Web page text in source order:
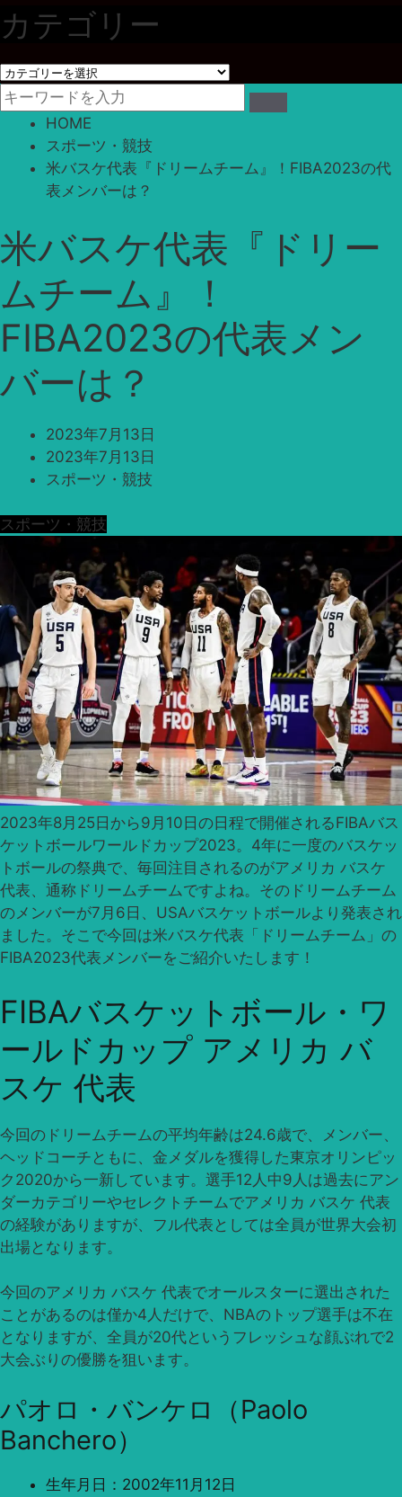
カテゴリー
カ
テ
ゴ
HOME
スポーツ・競技
米バスケ代表『ドリームチーム』！FIBA2023の代
表メンバーは？
米バスケ代表『ドリー
ムチーム』！
FIBA2023の代表メン
バーは？
2023年7月13日
2023年7月13日
スポーツ・競技
スポーツ・競技
2023年8月25日から9月10日の日程で開催されるFIBAバス
ケットボールワールドカップ2023。4年に一度のバスケッ
トボールの祭典で、毎回注目されるのがアメリカ バスケ
代表、通称ドリームチームですよね。そのドリームチーム
のメンバーが7月6日、USAバスケットボールより発表され
ました。そこで今回は米バスケ代表「ドリームチーム」の
FIBA2023代表メンバーをご紹介いたします！
FIBAバスケットボール・ワ
ールドカップ アメリカ バ
スケ 代表
今回のドリームチームの平均年齢は24.6歳で、メンバー、
ヘッドコーチともに、金メダルを獲得した東京オリンピッ
ク2020から一新しています。選手12人中9人は過去にアン
ダーカテゴリーやセレクトチームでアメリカ バスケ 代表
の経験がありますが、フル代表としては全員が世界大会初
出場となります。
今回のアメリカ バスケ 代表でオールスターに選出された
ことがあるのは僅か4人だけで、NBAのトップ選手は不在
となりますが、全員が20代というフレッシュな顔ぶれで2
大会ぶりの優勝を狙います。
パオロ・バンケロ（Paolo
Banchero）
生年月日：2002年11月12日